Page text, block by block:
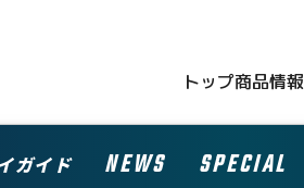
トップ商品情報
ガイド NEWS SPECIAL